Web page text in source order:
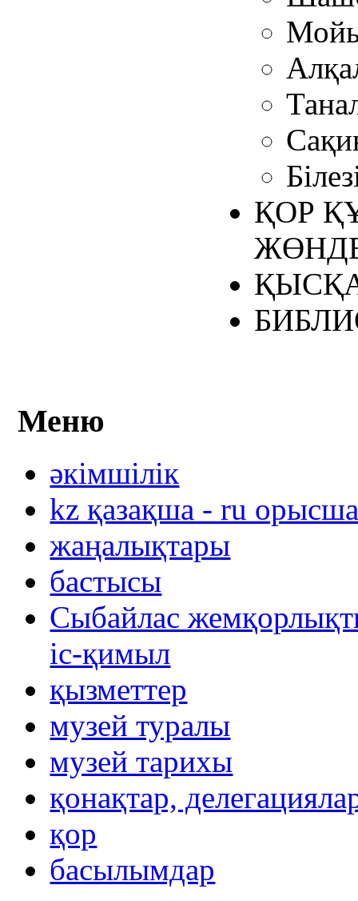
ҚОР
Меню
әкімшілік
kz қазақша - ru
жаңалықтары
бастысы
Сыбайлас
іс-қимыл
қызметтер
музей туралы
музей тарихы
қонақтар,
қор
басылымдар